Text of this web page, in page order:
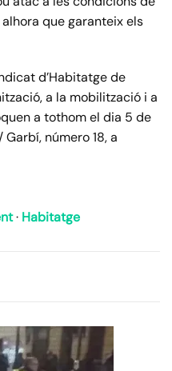
que garanteix els
d’Habitatge de
a la mobilització i a
a tothom el dia 5 de
número 18, a
· Habitatge